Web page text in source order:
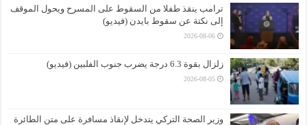
ترامب ينقذ طفلا من السقوط على المسرح ويحول الموقف
إلى نكتة عن سقوط بايدن (فيديو)
2026-08-06
زلزال بقوة 6.3 درجة يضرب جنوب الفلبين (فيديو)
2026-08-05
وزير الصحة التركي يتدخل لإنقاذ مسافرة على متن الطائرة